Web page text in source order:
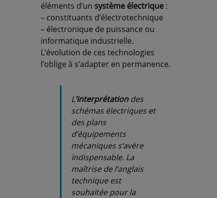
éléments d’un système électrique :
– constituants d’électrotechnique
– électronique de puissance ou
informatique industrielle.
L’évolution de ces technologies
l’oblige à s’adapter en permanence.
L’interprétationdes
schémas électriques et
des plans
d’équipements
mécaniques s’avère
indispensable. La
maîtrise de l’anglais
technique est
souhaitée pour la